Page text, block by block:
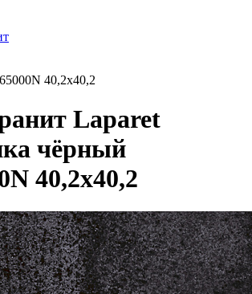
40,2х40,2
Laparet
чёрный
40,2х40,2